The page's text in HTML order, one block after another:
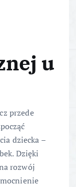
u
przede
dziecka –
Dzięki
rozwój